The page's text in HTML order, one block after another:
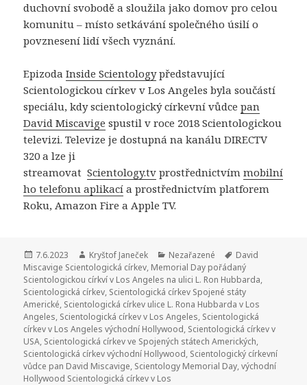
duchovní svobodě a sloužila jako domov pro celou
komunitu – místo setkávání společného úsilí o
povznesení lidí všech vyznání.
EpizodaInside Scientologypředstavující
Scientologickou církev v Los Angeles byla součástí
speciálu, kdy scientologický církevní vůdcepan
David Miscavige spustil v roce 2018 Scientologickou
televizi. Televize je dostupná na kanálu DIRECTV
320 a lze ji
streamovatScientology.tv prostřednictvímmobilní
ho telefonu aplikací a prostřednictvím platforem
Roku, Amazon Fire a Apple TV.
Publikováno:
7.6.2023 Autor:
Kryštof Janeček Rubriky:
Nezařazené Štítky:
David
Miscavige Scientologická církev, Memorial Day pořádaný
Scientologickou církví v Los Angeles na ulici L. Ron Hubbarda,
Scientologická církev, Scientologická církev Spojené státy
Americké, Scientologická církev ulice L. Rona Hubbarda v Los
Angeles, Scientologická církev v Los Angeles, Scientologická
církev v Los Angeles východní Hollywood, Scientologická církev v
USA, Scientologická církev ve Spojených státech Amerických,
Scientologická církev východní Hollywood, Scientologický církevní
vůdce pan David Miscavige, Scientology Memorial Day,východní
Hollywood Scientologická církev v Los